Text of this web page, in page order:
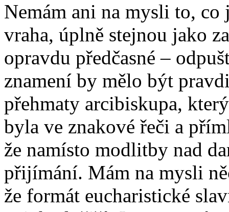
Nemám ani na mysli to,
vraha, úplně stejnou jako
opravdu předčasné –
znamení by mělo být
přehmaty arcibiskupa,
byla ve znakové řeči a
že namísto modlitby nad
přijímání. Mám na mysli
že formát eucharistické